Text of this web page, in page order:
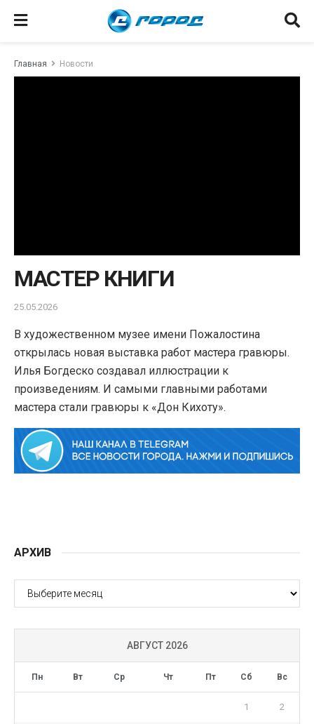
Главная Новости
МАСТЕР КНИГИ
25.05.2026
В художественном музее имени Пожалостина
открылась новая выставка работ мастера гравюры.
Илья Богдеско создавал иллюстрации к
произведениям. И самыми главными работами
мастера стали гравюры к «Дон Кихоту».
АРХИВ
АРХИВ
АВГУСТ 2026
Пн Вт Ср Чт Пт Сб Вс
1 2